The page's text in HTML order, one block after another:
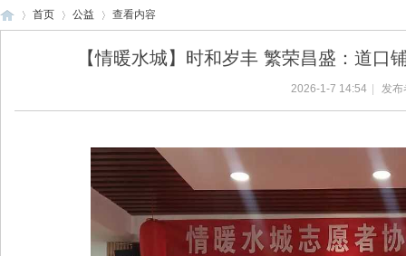
首页 公益 查看内容
【情暖水城】时和岁丰 繁荣昌盛：道口
2026-1-7 14:54 发